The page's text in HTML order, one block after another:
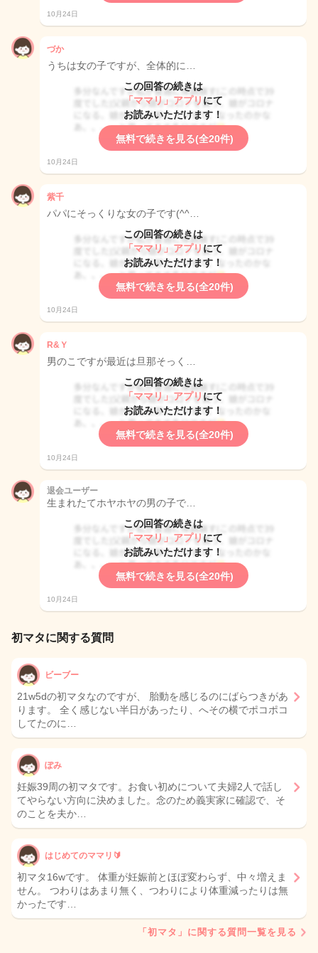
10月24日
づか
うちは女の子ですが、全体的に…
この回答の続きは
「ママリ」アプリ にて
お読みいただけます！
無料で続きを見る(全20件)
10月24日
紫千
パパにそっくりな女の子です(^^…
この回答の続きは
「ママリ」アプリ にて
お読みいただけます！
無料で続きを見る(全20件)
10月24日
R&Ｙ
男のこですが最近は旦那そっく…
この回答の続きは
「ママリ」アプリ にて
お読みいただけます！
無料で続きを見る(全20件)
10月24日
退会ユーザー
生まれたてホヤホヤの男の子で…
この回答の続きは
「ママリ」アプリ にて
お読みいただけます！
無料で続きを見る(全20件)
10月24日
初マタに関する質問
ビーブー
21w5dの初マタなのですが、 胎動を感じるのにばらつきがあ
ります。 全く感じない半日があったり、へその横でポコポコ
してたのに…
ぽみ
妊娠39周の初マタです。お食い初めについて夫婦2人で話し
てやらない方向に決めました。念のため義実家に確認で、そ
のことを夫か…
はじめてのママリ🔰
初マタ16wです。 体重が妊娠前とほぼ変わらず、中々増えま
せん。 つわりはあまり無く、つわりにより体重減ったりは無
かったです…
「初マタ」に関する質問一覧を見る